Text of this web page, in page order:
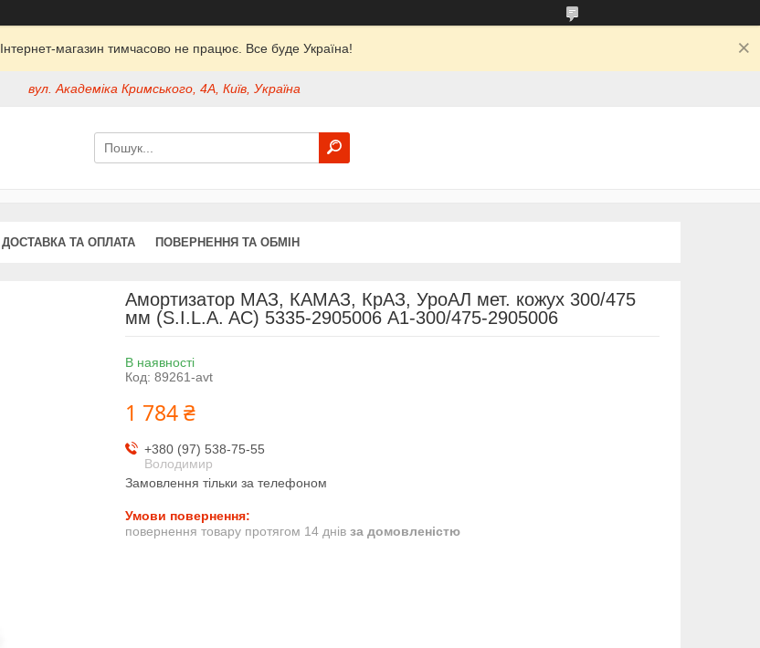
Інтернет-магазин тимчасово не працює. Все буде Україна!
вул. Академіка Кримського, 4А, Київ, Україна
ДОСТАВКА ТА ОПЛАТА ПОВЕРНЕННЯ ТА ОБМІН
Амортизатор МАЗ, КАМАЗ, КрАЗ, УроАЛ мет. кожух 300/475
мм (S.I.L.A. AC) 5335-2905006 А1-300/475-2905006
В наявності
Код: 89261-avt
1 784 ₴
+380 (97) 538-75-55
Володимир
Замовлення тільки за телефоном
повернення товару протягом 14 днів за домовленістю